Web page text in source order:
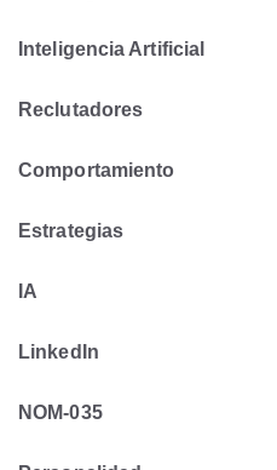
Inteligencia Artificial
Reclutadores
Comportamiento
Estrategias
IA
LinkedIn
NOM-035